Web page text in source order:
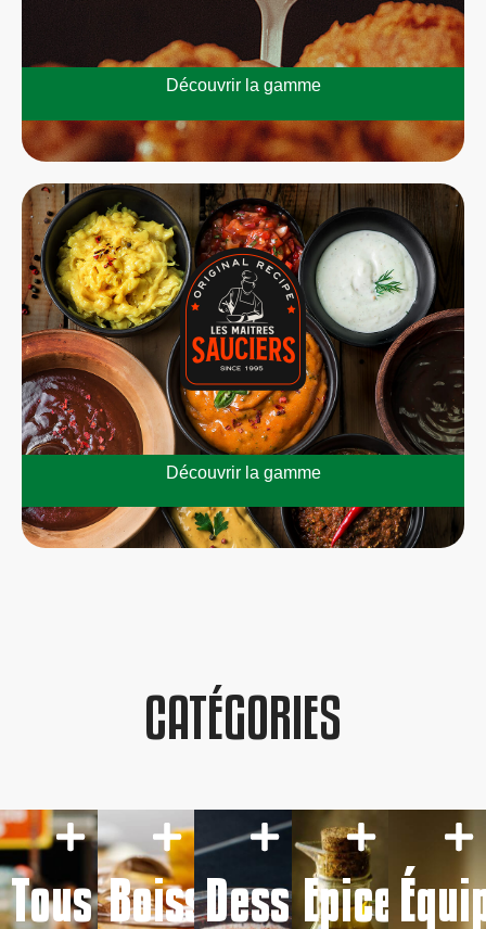
Découvrir la gamme
Découvrir la gamme
CATÉGORIES
Tous BoissonsDessertsEpicerie